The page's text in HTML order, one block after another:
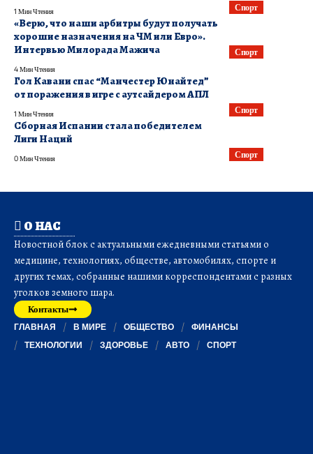
Спорт
1 Мин Чтения
Спорт
«Верю, что наши арбитры будут получать
хорошие назначения на ЧМ или Евро».
Интервью Милорада Мажича
4 Мин Чтения
Спорт
Гол Кавани спас “Манчестер Юнайтед”
от поражения в игре с аутсайдером АПЛ
1 Мин Чтения
Спорт
Сборная Испании стала победителем
Лиги Наций
0 Мин Чтения
О НАС
Новостной блок с актуальными ежедневными статьями о
медицине, технологиях, обществе, автомобилях, спорте и
других темах, собранные нашими корреспондентами с разных
уголков земного шара.
Контакты
ГЛАВНАЯ В МИРЕ ОБЩЕСТВО
ФИНАНСЫ
ТЕХНОЛОГИИ
ЗДОРОВЬЕ АВТО СПОРТ